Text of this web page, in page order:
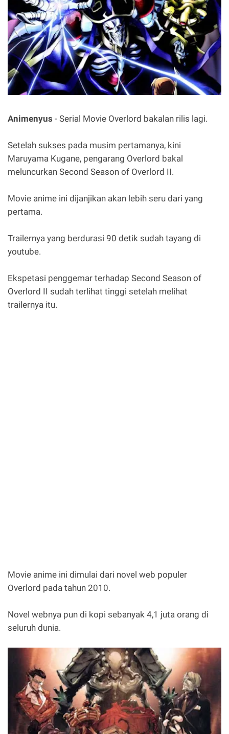
Animenyus - Serial Movie Overlord bakalan rilis lagi.
Setelah sukses pada musim pertamanya, kini
Maruyama Kugane, pengarang Overlord bakal
meluncurkan Second Season of Overlord II.
Movie anime ini dijanjikan akan lebih seru dari yang
pertama.
Trailernya yang berdurasi 90 detik sudah tayang di
youtube.
Ekspetasi penggemar terhadap Second Season of
Overlord II sudah terlihat tinggi setelah melihat
trailernya itu.
Movie anime ini dimulai dari novel web populer
Overlord pada tahun 2010.
Novel webnya pun di kopi sebanyak 4,1 juta orang di
seluruh dunia.